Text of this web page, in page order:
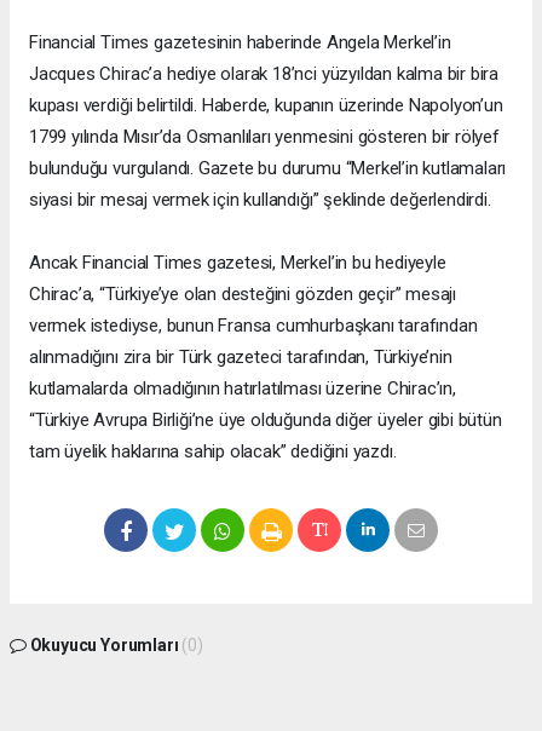
Financial Times gazetesinin haberinde Angela Merkel’in
Jacques Chirac’a hediye olarak 18’nci yüzyıldan kalma bir bira
kupası verdiği belirtildi. Haberde, kupanın üzerinde Napolyon’un
1799 yılında Mısır’da Osmanlıları yenmesini gösteren bir rölyef
bulunduğu vurgulandı. Gazete bu durumu “Merkel’in kutlamaları
siyasi bir mesaj vermek için kullandığı” şeklinde değerlendirdi.
Ancak Financial Times gazetesi, Merkel’in bu hediyeyle
Chirac’a, “Türkiye’ye olan desteğini gözden geçir” mesajı
vermek istediyse, bunun Fransa cumhurbaşkanı tarafından
alınmadığını zira bir Türk gazeteci tarafından, Türkiye’nin
kutlamalarda olmadığının hatırlatılması üzerine Chirac’ın,
“Türkiye Avrupa Birliği’ne üye olduğunda diğer üyeler gibi bütün
tam üyelik haklarına sahip olacak” dediğini yazdı.
Okuyucu Yorumları (0)